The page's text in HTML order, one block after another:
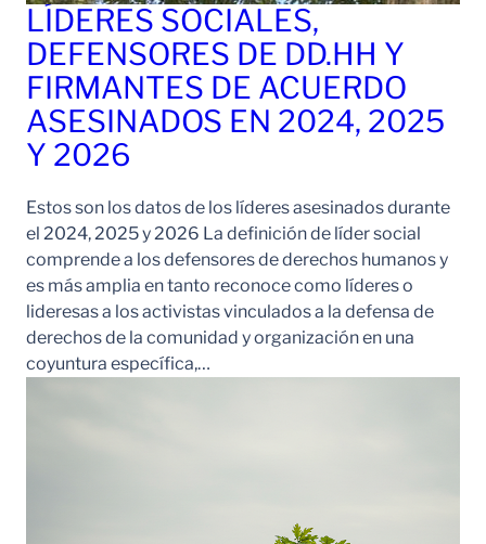
LÍDERES SOCIALES,
DEFENSORES DE DD.HH Y
FIRMANTES DE ACUERDO
ASESINADOS EN 2024, 2025
Y 2026
Estos son los datos de los líderes asesinados durante
el 2024, 2025 y 2026 La definición de líder social
comprende a los defensores de derechos humanos y
es más amplia en tanto reconoce como líderes o
lideresas a los activistas vinculados a la defensa de
derechos de la comunidad y organización en una
coyuntura específica,…